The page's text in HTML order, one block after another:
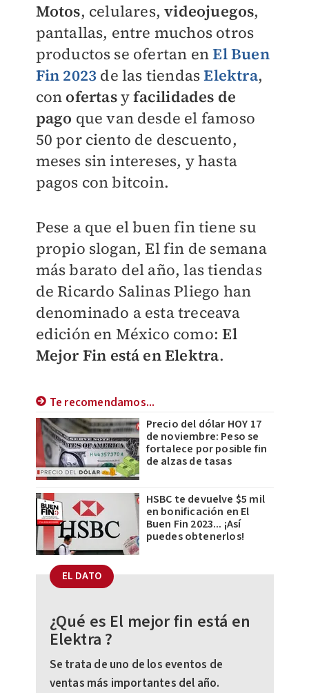
Motos, celulares,videojuegos,
pantallas, entre muchos otros
productos se ofertan enEl Buen
Fin 2023 de las tiendasElektra,
con ofertasyfacilidades de
pago que van desde el famoso
50 por ciento de descuento,
meses sin intereses, y hasta
pagos con bitcoin.
Pese a que el buen fin tiene su
propio slogan, El fin de semana
más barato del año, las tiendas
de Ricardo Salinas Pliego han
denominado a esta treceava
edición en México como:El
Mejor Fin está en Elektra.
Te recomendamos...
Precio del dólar HOY 17
de noviembre: Peso se
fortalece por posible fin
de alzas de tasas
HSBC te devuelve $5 mil
en bonificación en El
Buen Fin 2023... ¡Así
puedes obtenerlos!
EL DATO
¿Qué es El mejor fin está en
Elektra ?
Se trata de uno de los eventos de
ventas más importantes del año.